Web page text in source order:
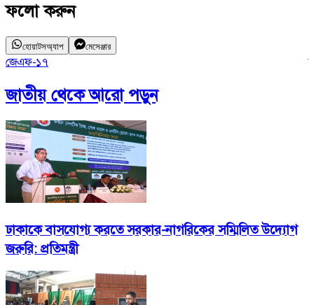
ফলো করুন
হোয়াটসঅ্যাপ মেসেঞ্জার
জেএফ-১৭
জাতীয়থেকে আরো পড়ুন
ঢাকাকে বাসযোগ্য করতে সরকার-নাগরিকের সম্মিলিত উদ্যোগ
জরুরি: প্রতিমন্ত্রী